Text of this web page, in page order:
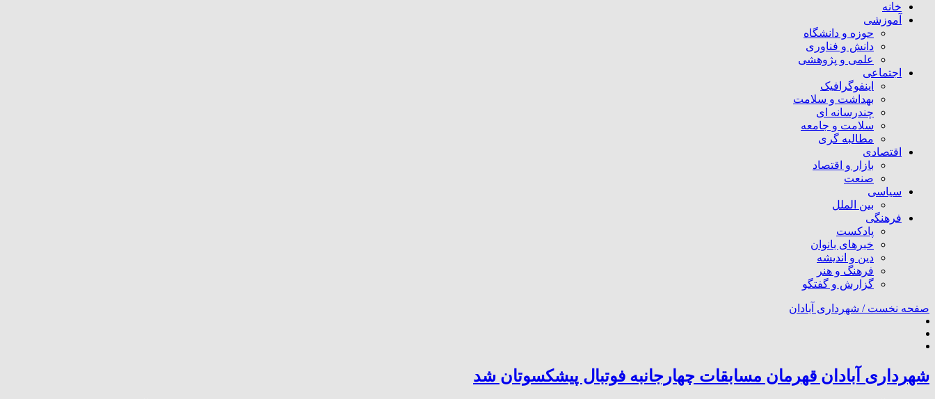
خانه
آموزشی
حوزه و دانشگاه
دانش و فناوری
علمی و پژوهشی
اجتماعی
اینفوگرافیک
بهداشت و سلامت
چندرسانه ای
سلامت و جامعه
مطالبه گری
اقتصادی
بازار و اقتصاد
صنعت
سیاسی
بین الملل
فرهنگی
پادکست
خبرهای بانوان
دین و اندیشه
فرهنگ و هنر
گزارش و گفتگو
صفحه نخست / شهرداری آبادان
شهرداری آبادان قهرمان مسابقات چهارجانبه فوتبال پیشکسوتان شد